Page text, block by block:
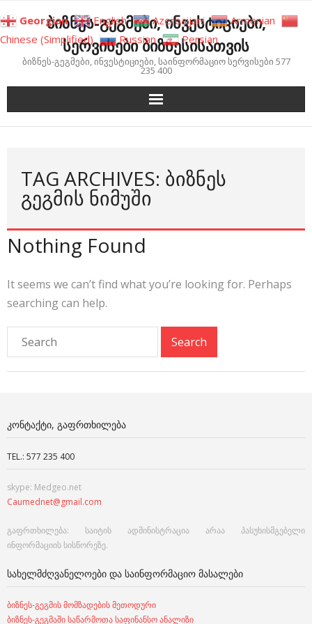
to
content
ბიზნეს-გეგმები, ინვესტიციები,
სერვისები ბიზნესისათვის
ბიზნეს-გეგმები, ინვესტიციები, საინფორმაციო სერვისები 577
235 400
TAG ARCHIVES: ᲑᲘᲖᲜᲔᲡ
ᲒᲔᲒᲛᲘᲡ ᲜᲘᲛᲣᲨᲘ
Nothing Found
It seems we can’t find what you’re looking for. Perhaps
searching can help.
ᲙᲝᲜᲢᲐᲥᲢᲘ, ᲒᲐᲤᲠᲗᲮᲘᲚᲔᲑᲐ
TEL.: 577 235 400
skype: Medgeo.net
Caumednet@gmail.com
გაფრთხილება: საიტის ადმინისტრაცია არაა პასუხისმგებელი
ინფორმაციის სისწორეზე.
ᲡᲐᲮᲔᲚᲛᲫᲦᲕᲐᲜᲔᲚᲝᲔᲑᲘ ᲓᲐ ᲡᲐᲘᲜᲤᲝᲠᲛᲐᲪᲘᲝ ᲛᲐᲡᲐᲚᲔᲑᲘ
ბიზნეს-გეგმის მომზადების მეთოდური
ბიზნეს-გეგმაში საწარმოთა საფინანსო ანალიზი
Georgian English Azerbaijani
Armenian
Chinese (Simplified)
Russian Persian